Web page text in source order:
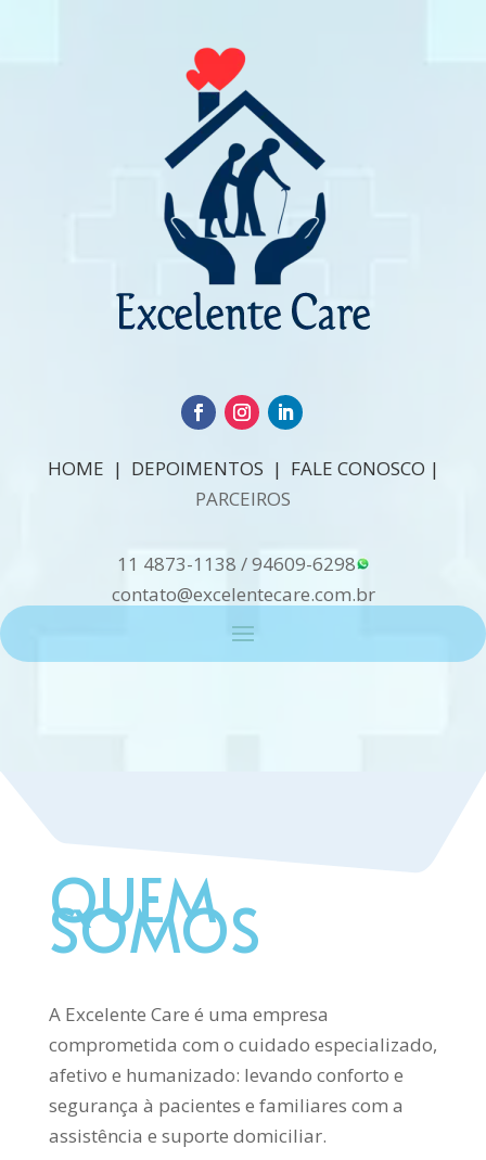
HOME | DEPOIMENTOS | FALE CONOSCO |
PARCEIROS
11 4873-1138 /94609-6298
contato@excelentecare.com.br
QUEM
SOMOS
A Excelente Care é uma empresa
comprometida com o cuidado especializado,
afetivo e humanizado: levando conforto e
segurança à pacientes e familiares com a
assistência e suporte domiciliar.